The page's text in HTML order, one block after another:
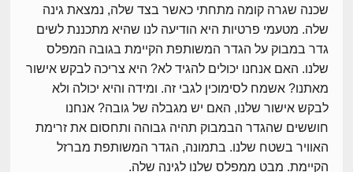
שכנה שגרה קומה מתחתי כאשר בצד שלה, נמצאת גינה
שלה. מטעמי פרטיות היא הודיעה לנו שהיא מתכננת לשים
גדר במבוק על הגדר המשותפת הקיימת בגובה המפלס
שלנו. האם אנחנו יכולים להגיד לא? היא צריכה לבקש אישור
מאתנו? אשמח לסימוכין לגבי זה. ומידה והיא יכולה ולא
לבקש אישור שלנו, האם יש מגבלה של גובה? אנחנו
חוששים שהגדר הבמבוק תהיה גבוהה ותחסום את זרימת
האוויר בשטח שלנו. בתמונה, הגדר המשותפת מברזל
הקיימת. מבט ממפלס שלנו לגינה שלה.